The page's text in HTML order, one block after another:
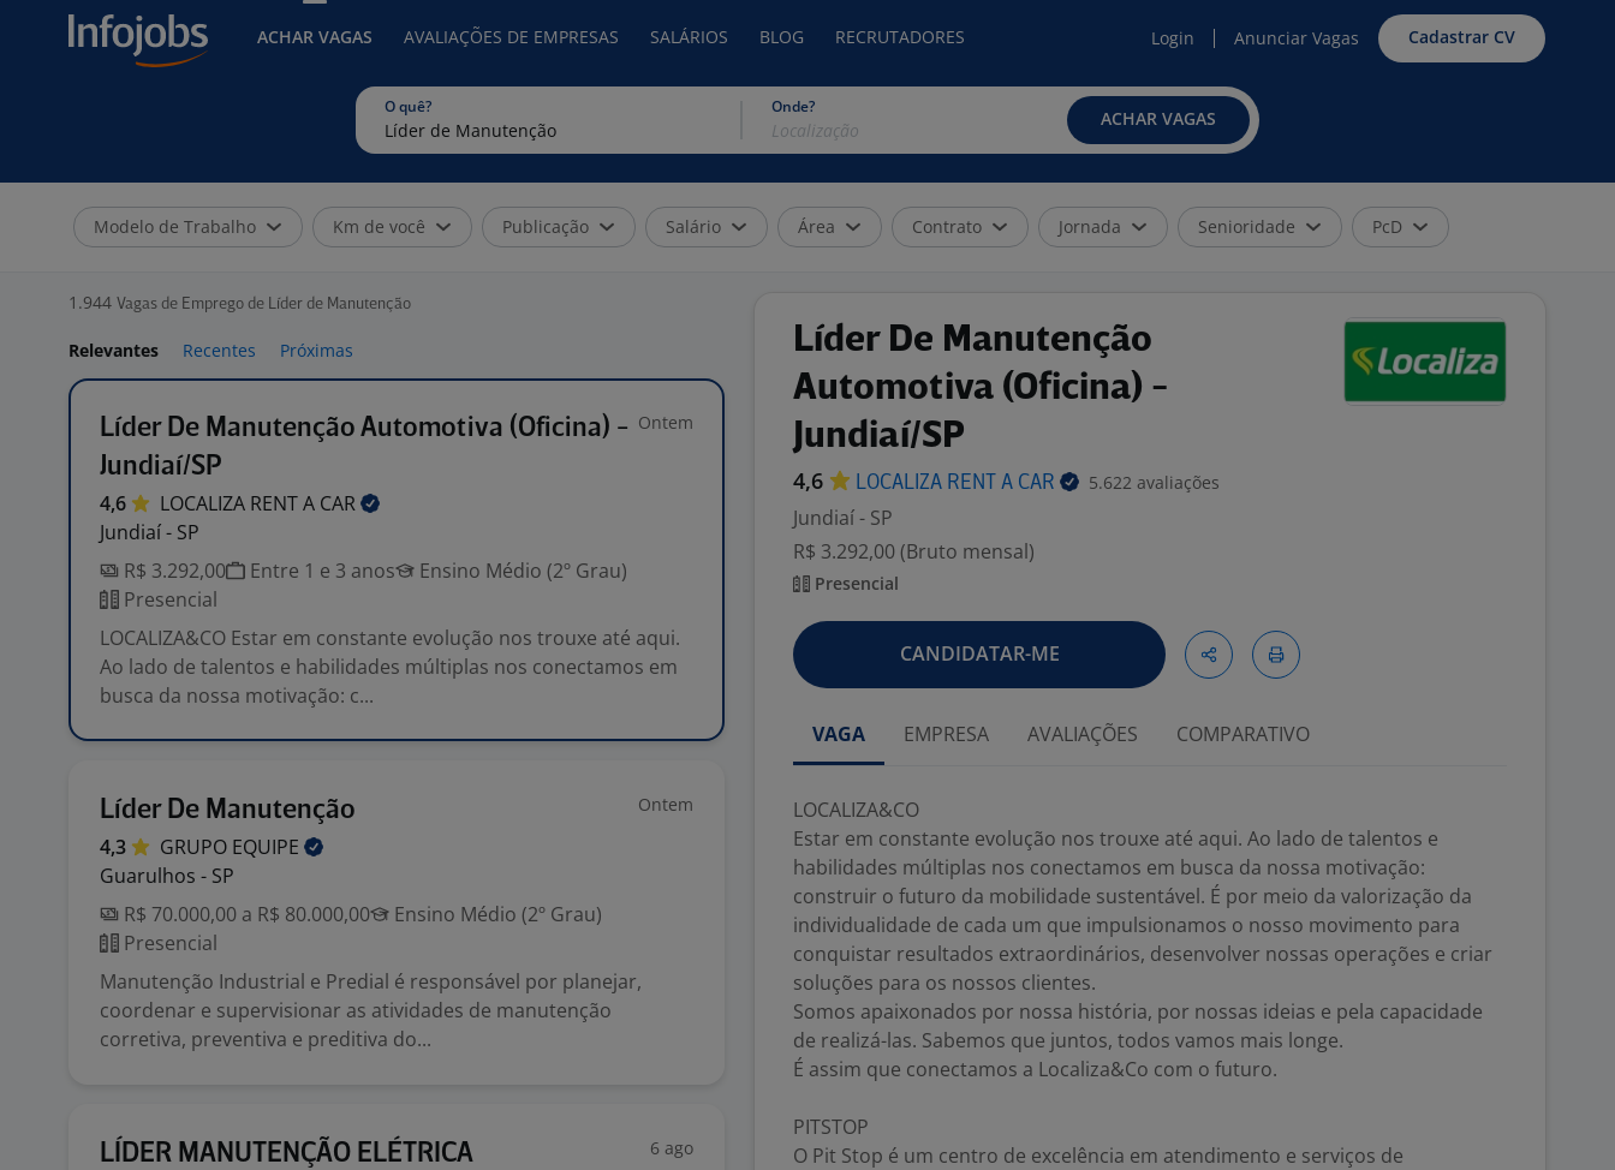
ACHAR VAGAS AVALIAÇÕES DE EMPRESAS SALÁRIOS BLOG RECRUTADORES Login Anunciar Vagas Cadastrar CV
O quê? Onde?
ACHAR VAGAS
Modelo de Trabalho Km de você Publicação Salário Área Contrato Jornada Senioridade PcD
1.944 Vagas de Emprego de Líder de Manutenção
Relevantes Recentes Próximas
Líder De Manutenção Automotiva (Oficina) -
Jundiaí/SP
Ontem
4,6 LOCALIZA RENT A CAR
Jundiaí - SP
R$ 3.292,00
Entre 1 e 3 anos
Ensino Médio (2º Grau)
Presencial
LOCALIZA&CO Estar em constante evolução nos trouxe até aqui.
Ao lado de talentos e habilidades múltiplas nos conectamos em
busca da nossa motivação: c...
Líder De Manutenção Ontem
4,3 GRUPO EQUIPE
Guarulhos - SP
R$ 70.000,00 a R$ 80.000,00
Ensino Médio (2º Grau)
Presencial
Manutenção Industrial e Predial é responsável por planejar,
coordenar e supervisionar as atividades de manutenção
corretiva, preventiva e preditiva do...
LÍDER MANUTENÇÃO ELÉTRICA 6 ago
Líder De Manutenção
Automotiva (Oficina) -
Jundiaí/SP
4,6 LOCALIZA RENT A CAR 5.622 avaliações
Jundiaí - SP
R$ 3.292,00 (Bruto mensal)
Presencial
CANDIDATAR-ME
VAGA EMPRESA AVALIAÇÕES COMPARATIVO
LOCALIZA&CO
Estar em constante evolução nos trouxe até aqui. Ao lado de talentos e
habilidades múltiplas nos conectamos em busca da nossa motivação:
construir o futuro da mobilidade sustentável. É por meio da valorização da
individualidade de cada um que impulsionamos o nosso movimento para
conquistar resultados extraordinários, desenvolver nossas operações e criar
soluções para os nossos clientes.
Somos apaixonados por nossa história, por nossas ideias e pela capacidade
de realizá-las. Sabemos que juntos, todos vamos mais longe.
É assim que conectamos a Localiza&Co com o futuro.
PITSTOP
O Pit Stop é um centro de excelência em atendimento e serviços de